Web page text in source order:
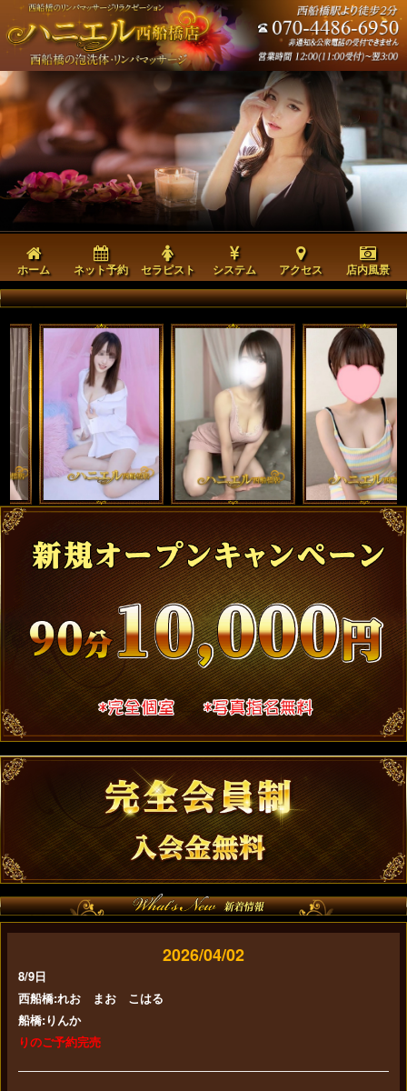
ホーム ネット予約 セラピスト システム アクセス 店内風景
2026/04/02
8/9日
西船橋:れお まお こはる
船橋:りんか
りのご予約完売